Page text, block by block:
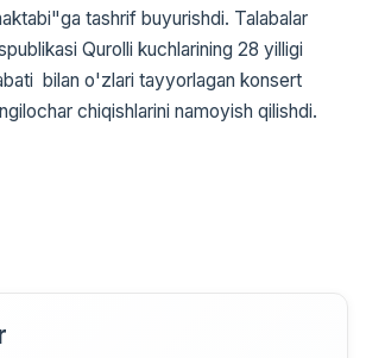
tashrif buyurishdi. Talabalar
Qurolli kuchlarining 28 yilligi
bilan o'zlari tayyorlagan konsert
chiqishlarini namoyish qilishdi.